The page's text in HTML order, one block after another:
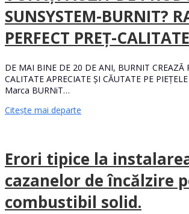
SUNSYSTEM-BURNIT?
PERFECT PREȚ-CALITATE
DE MAI BINE DE 20 DE ANI, BURNIT CREAZĂ
CALITATE APRECIATE ȘI CĂUTATE PE
Marca BURNiT…
Citește mai departe
Erori tipice la
cazanelor de încălzire
combustibil solid.